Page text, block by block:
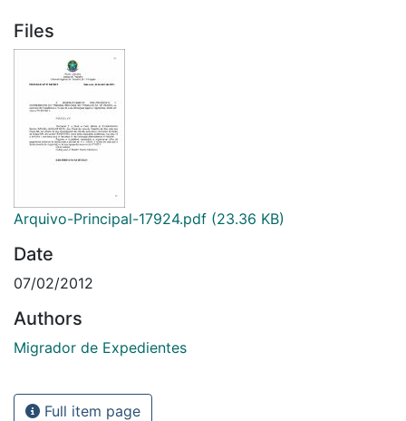
Files
Arquivo-Principal-17924.pdf (23.36 KB)
Date
07/02/2012
Authors
Migrador de Expedientes
Full item page